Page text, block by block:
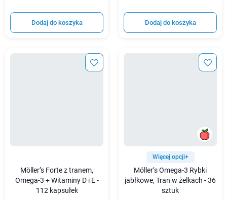
Dodaj do koszyka Dodaj do koszyka
Möller’s Forte z tranem,
Omega-3 + Witaminy D i E -
112 kapsułek
Więcej opcji+
Möller’s Omega-3 Rybki
jabłkowe, Tran w żelkach - 36
sztuk